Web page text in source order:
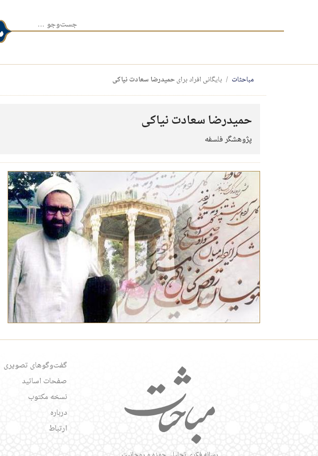
جست‌وجو برای:
مباحثات بایگانی افراد برایحمیدرضا سعادت نیاکی
حمیدرضا سعادت نیاکی
پژوهشگر فلسفه
گفت‌وگوهای تصویری
صفحات اساتید
نسخه مکتوب
درباره
ارتباط